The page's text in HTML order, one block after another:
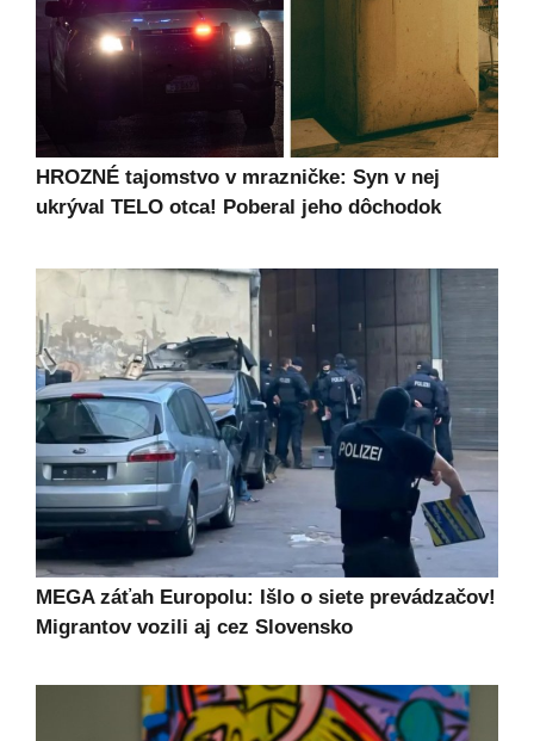
HROZNÉ tajomstvo v mrazničke: Syn v nej
ukrýval TELO otca! Poberal jeho dôchodok
MEGA záťah Europolu: Išlo o siete prevádzačov!
Migrantov vozili aj cez Slovensko